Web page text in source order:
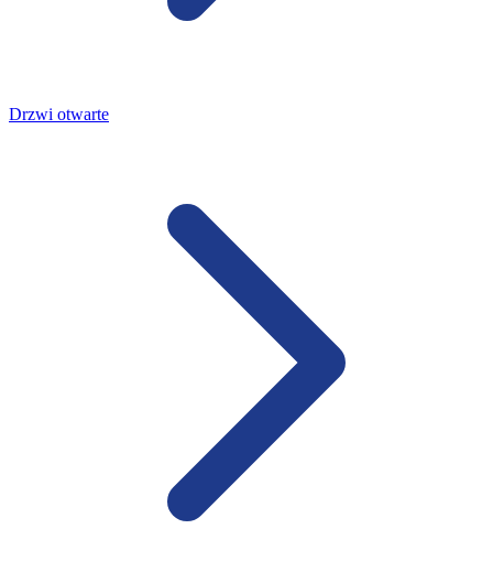
Drzwi otwarte